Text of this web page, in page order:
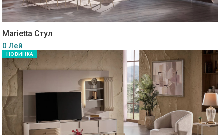
Marietta Стул
0 Лей
НОВИНКА